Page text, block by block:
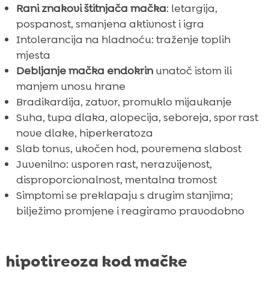
Rani znakovi štitnjača mačka: letargija,
pospanost, smanjena aktivnost i igra
Intolerancija na hladnoću: traženje toplih
mjesta
Debljanje mačka endokrinunatoč istom ili
manjem unosu hrane
Bradikardija, zatvor, promuklo mijaukanje
Suha, tupa dlaka, alopecija, seboreja, spor rast
nove dlake, hiperkeratoza
Slab tonus, ukočen hod, povremena slabost
Juvenilno: usporen rast, nerazvijenost,
disproporcionalnost, mentalna tromost
Simptomi se preklapaju s drugim stanjima;
bilježimo promjene i reagiramo pravodobno
hipotireoza kod mačke